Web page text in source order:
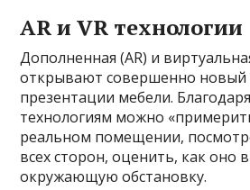
AR и VR технологии
Дополненная (AR) и
открывают совершенно
презентации мебели.
технологиям можно
реальном помещении,
всех сторон, оценить, как оно
окружающую обстановку.